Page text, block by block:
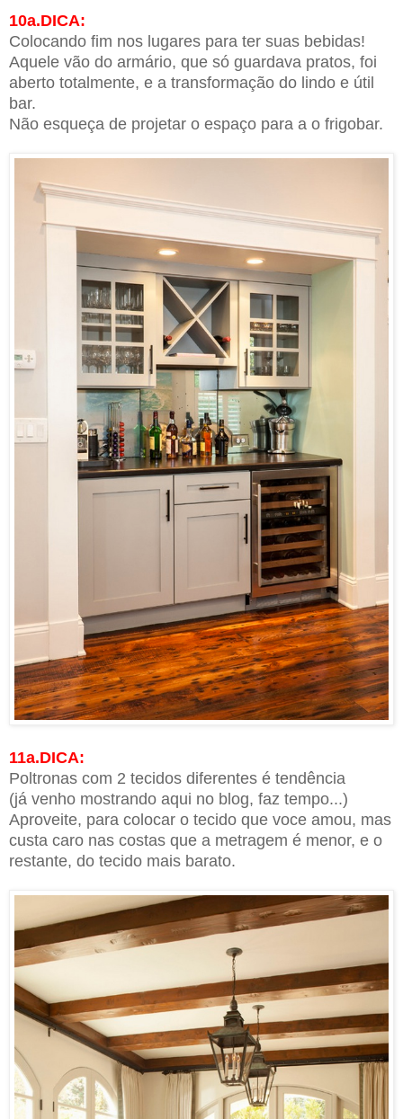
10a.DICA:
Colocando fim nos lugares para ter suas bebidas!
Aquele vão do armário, que só guardava pratos, foi
aberto totalmente, e a transformação do lindo e útil
bar.
Não esqueça de projetar o espaço para a o frigobar.
11a.DICA:
Poltronas com 2 tecidos diferentes é tendência
(já venho mostrando aqui no blog, faz tempo...)
Aproveite, para colocar o tecido que voce amou, mas
custa caro nas costas que a metragem é menor, e o
restante, do tecido mais barato.